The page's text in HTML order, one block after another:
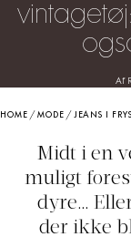
Af
HOME /MODE / JEANS I
Midt i en
muligt
dyre…
der ikke